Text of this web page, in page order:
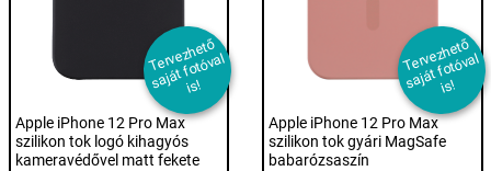
T
er
v
e
z
h
et
ő
s
aj
át f
ot
ó
v
al
i
s!
Apple iPhone 12 Pro Max
szilikon tok logó kihagyós
kameravédővel matt fekete
T
er
v
e
z
h
et
ő
s
aj
át f
ot
ó
v
al
i
s!
Apple iPhone 12 Pro Max
szilikon tok gyári MagSafe
babarózsaszín